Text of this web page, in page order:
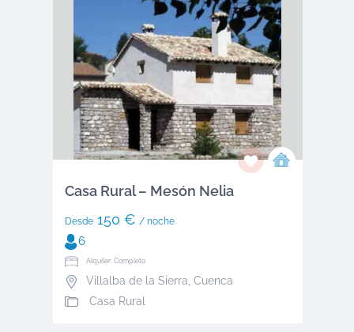
Casa Rural – Mesón Nelia
Desde150 € / noche
6
Alquiler: Completo
Villalba de la Sierra, Cuenca
Casa Rural